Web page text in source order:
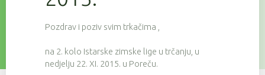
Pozdrav i poziv svim trkačima ,
na 2. kolo Istarske zimske lige u trčanju, u
nedjelju 22. XI. 2015. u Poreču.